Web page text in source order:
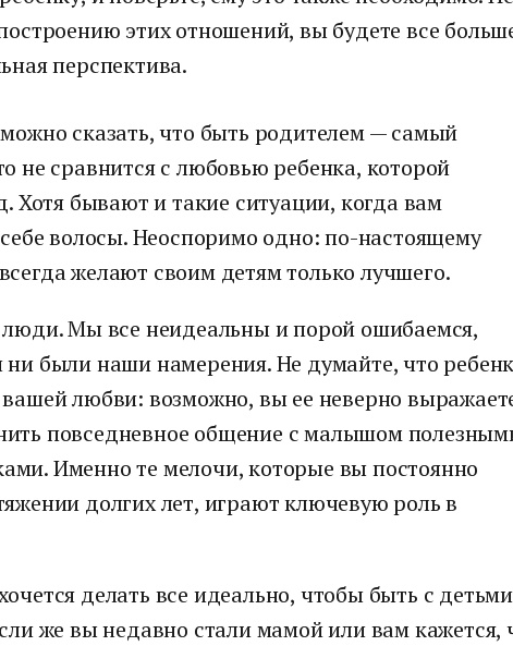
этих отношений, вы будете все
перспектива.
сказать, что быть родителем — самый
не сравнится с любовью ребенка, которой
Хотя бывают и такие ситуации, когда вам
себе волосы. Неоспоримо одно: по-настоящему
желают своим детям только лучшего.
Мы все неидеальны и порой ошибаемся,
были наши намерения. Не думайте, что
любви: возможно, вы ее неверно
повседневное общение с малышом
Именно те мелочи, которые вы постоянно
долгих лет, играют ключевую роль в
делать все идеально, чтобы быть с детьми
же вы недавно стали мамой или вам кажется,